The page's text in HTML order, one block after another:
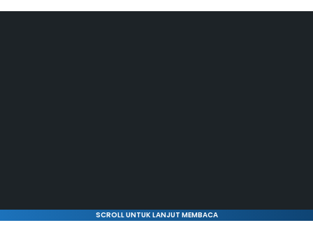
SCROLL UNTUK LANJUT MEMBACA